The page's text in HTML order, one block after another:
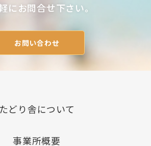
にお問合せ下さい。
お問い合わせ
たどり舎について
事業所概要